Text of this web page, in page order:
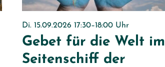
Di. 15.09.2026 17:30–18:00 Uhr
Gebet für die Welt im
Seitenschiff der